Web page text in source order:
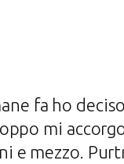
fa ho
mi
e mezzo.